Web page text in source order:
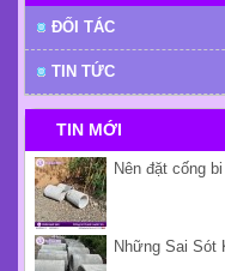
ĐỐI TÁC
TIN TỨC
TIN MỚI
Nên đặt cống
Những Sai Sót